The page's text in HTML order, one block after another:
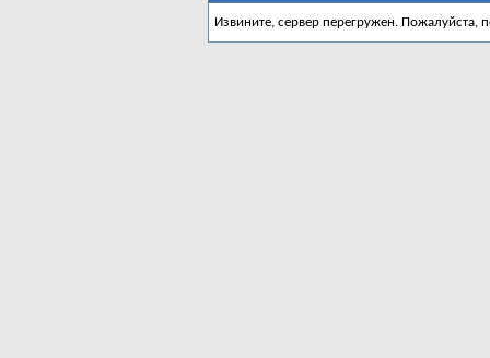
Извините, сервер перегружен. Пожалуйста,